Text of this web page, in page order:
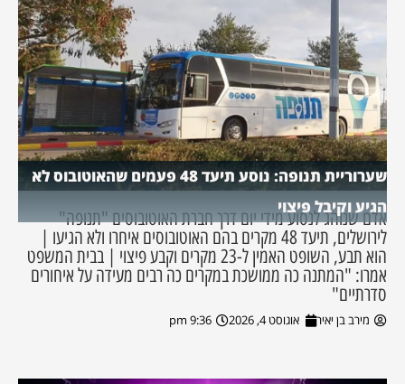
שערוריית תנופה: נוסע תיעד 48 פעמים שהאוטובוס לא
הגיע וקיבל פיצוי
אדם שנוהג לנסוע מידי יום דרך חברת האוטובוסים "תנופה"
לירושלים, תיעד 48 מקרים בהם האוטובוסים איחרו ולא הגיעו |
הוא תבע, השופט האמין ל-23 מקרים וקבע פיצוי | בבית המשפט
אמרו: "המתנה כה ממושכת במקרים כה רבים מעידה על איחורים
סדרתיים"
מירב בן יאיר אוגוסט 4, 2026 9:36 pm